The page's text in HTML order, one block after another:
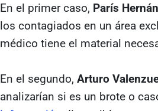
En el primer caso, París
los contagiados en un área
médico tiene el material
En el segundo, Arturo
analizarían si es un brote o